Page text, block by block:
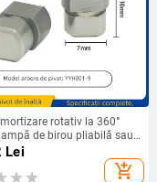
rotativ la 360°
de birou pliabilă sau
machiaj
Lei
add_shopping_cart